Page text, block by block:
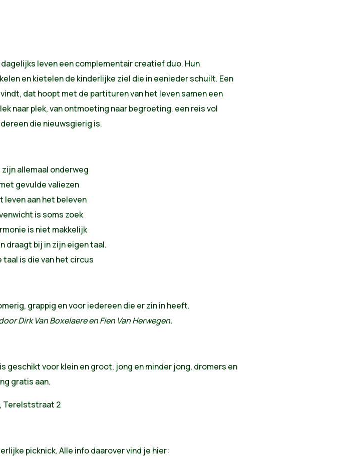
leven een complementair creatief duo. Hun
en kietelen de kinderlijke ziel die in eenieder schuilt. Een
dat hoopt met de partituren van het leven samen een
naar plek, van ontmoeting naar begroeting. een reis vol
die nieuwsgierig is.
zijn allemaal onderweg
gevulde valiezen
leven aan het beleven
is soms zoek
is niet makkelijk
draagt bij in zijn eigen taal.
taal is die van het circus
grappig en voor iedereen die er zin in heeft.
Dirk Van Boxelaere en Fien Van Herwegen.
voor klein en groot, jong en minder jong, dromers en
gratis aan.
Terelststraat 2
picknick. Alle info daarover vind je hier: